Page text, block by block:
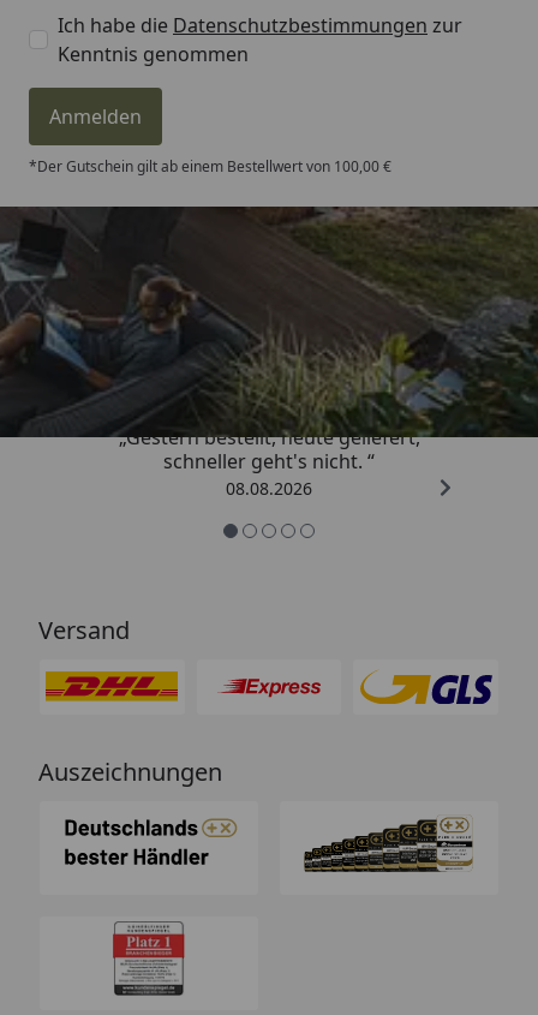
Ich habe die Datenschutzbestimmungen zur
Kenntnis genommen
Anmelden
*Der Gutschein gilt ab einem Bestellwert von 100,00 €
Trusted Shops
4,81/ 5
„Gestern bestellt, heute geliefert,
schneller geht's nicht. “
08.08.2026
Versand
Auszeichnungen